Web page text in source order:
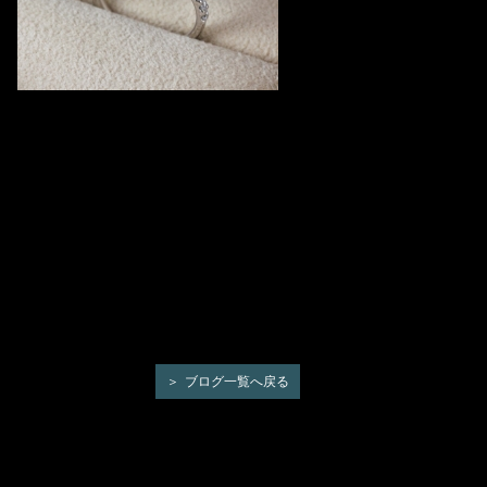
ブログ一覧へ戻る